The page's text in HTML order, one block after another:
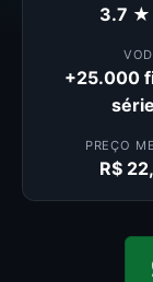
3.7 ★
VOD
+25.000
PREÇO
R$